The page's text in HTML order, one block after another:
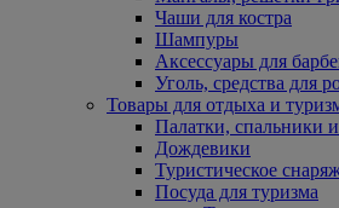
Чаши для костра
Шампуры
Аксессуары для
Уголь, средства для
Товары для отдыха и
Палатки, спальники
Дождевики
Туристическое
Посуда для туризма